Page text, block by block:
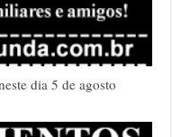
dia 5 de agosto